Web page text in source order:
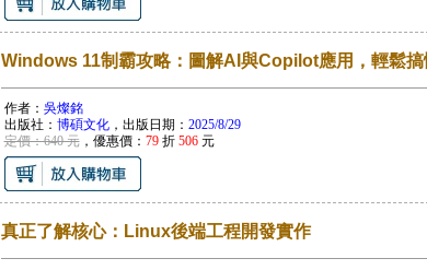
Windows 11制霸攻略：圖解AI與Copilot應用，輕鬆
作者： 吳燦銘
出版社： 博碩文化，出版日期： 2025/8/29
定價：640 元，優惠價： 79折 506元
真正了解核心：Linux後端工程開發實作